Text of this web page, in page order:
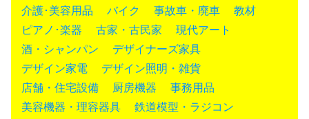
介護･美容用品
バイク 事故車・廃車
教材
ピアノ･楽器
古家・古民家
現代アート
酒・シャンパン
デザイナーズ家具
デザイン家電
デザイン照明・雑貨
店舗・住宅設備
厨房機器
事務用品
美容機器・理容器具
鉄道模型・ラジコン